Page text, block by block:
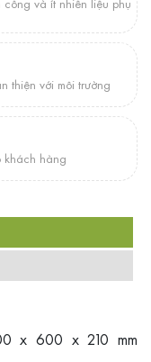
thiện với môi trường
khách hàng
x 600 x 210 mm